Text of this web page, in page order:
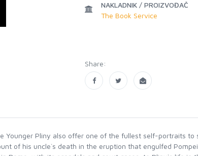
NAKLADNIK / PROIZVOĐAČ
The Book Service
Share:
Pliny also offer one of the fullest self-portraits
of his uncle`s death in the eruption that engulfed